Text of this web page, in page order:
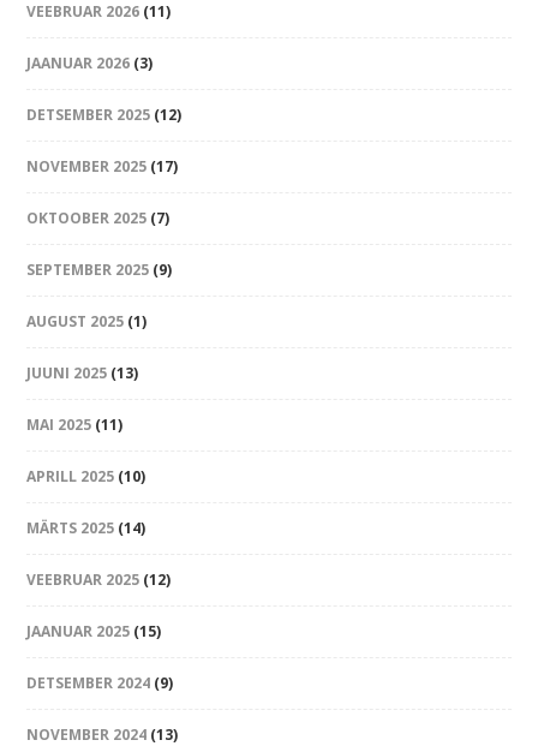
VEEBRUAR 2026 (11)
JAANUAR 2026 (3)
DETSEMBER 2025 (12)
NOVEMBER 2025 (17)
OKTOOBER 2025 (7)
SEPTEMBER 2025 (9)
AUGUST 2025 (1)
JUUNI 2025 (13)
MAI 2025 (11)
APRILL 2025 (10)
MÄRTS 2025 (14)
VEEBRUAR 2025 (12)
JAANUAR 2025 (15)
DETSEMBER 2024 (9)
NOVEMBER 2024 (13)